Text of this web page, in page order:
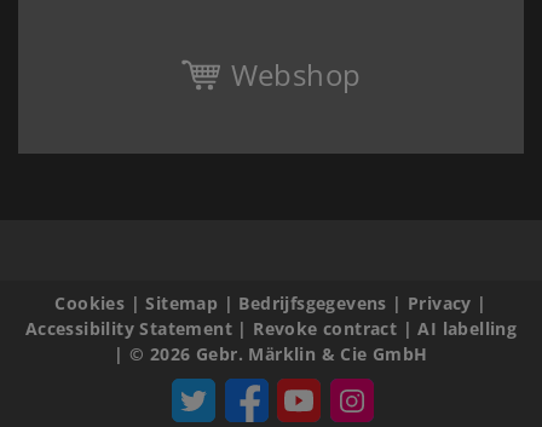
Webshop
Cookies |Sitemap | Bedrijfsgegevens | Privacy |
Accessibility Statement| Revoke contract |AI labelling
|© 2026 Gebr. Märklin & Cie GmbH